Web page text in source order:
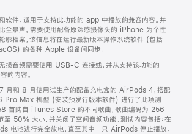
软件。适用于支持此功能的 app 中播放的兼容内容。并
全景声。需要使用配备原深感摄像头的 iPhone 为个性
廓档案，该信息将在运行最新版本操作系统软件 (包括
的各种 Apple 设备间同步。
损音频需要使用 USB-C 连接线，并从支持该功能的
的内容。
和 8 月使用试生产的配备充电盒的 AirPods 4，搭配
Pro Max 机型 (安装预发行版本软件) 进行了此项测
首购自 iTunes Store 的不同歌曲，歌曲编码为 256-
至 50% 大小，并关闭了空间音频功能。测试内容包括：在
电池进行完全放电，直至其中一只 AirPods 停止播放。